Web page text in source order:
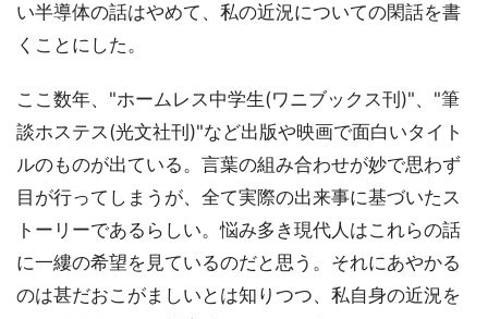
い半導体の話はやめて、私の近況についての閑話を書
くことにした。
ここ数年、"ホームレス中学生(ワニブックス刊)"、"筆
談ホステス(光文社刊)"など出版や映画で面白いタイト
ルのものが出ている。言葉の組み合わせが妙で思わず
目が行ってしまうが、全て実際の出来事に基づいたス
トーリーであるらしい。悩み多き現代人はこれらの話
に一縷の希望を見ているのだと思う。それにあやかる
のは甚だおこがましいとは知りつつ、私自身の近況を